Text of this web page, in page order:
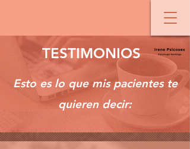
TESTIMONIOS
Esto es lo que mis pacientes te
quieren decir: